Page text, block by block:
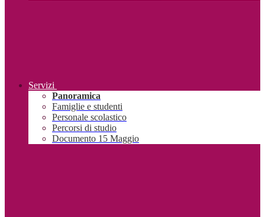
Servizi
Panoramica
Famiglie e studenti
Personale scolastico
Percorsi di studio
Documento 15 Maggio